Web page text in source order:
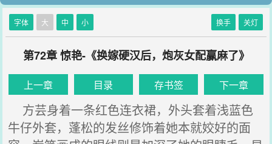
字体 大 中 小 换手 关灯
第72章 惊艳-《换嫁硬汉后，炮灰女配赢麻了》
上一章 目录 存书签 下一章
方芸身着一条红色连衣裙，外头套着浅蓝色
牛仔外套，蓬松的发丝修饰着她本就姣好的面